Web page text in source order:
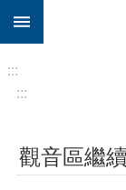
跳到主要內容區塊
民
卡
:::
:::
觀音區繼